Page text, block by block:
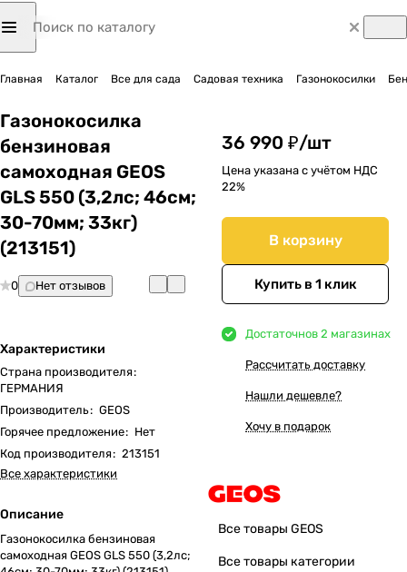
Главная Каталог Все для сада Садовая техника Газонокосилки
Газонокосилка
бензиновая
самоходная GEOS
GLS 550 (3,2лс; 46cм;
30-70мм; 33кг)
(213151)
0 Нет отзывов
Характеристики
Страна производителя:
ГЕРМАНИЯ
Производитель: GEOS
Горячее предложение: Нет
Код производителя: 213151
Все характеристики
Описание
Газонокосилка бензиновая
самоходная GEOS GLS 550 (3,2лс;
36 990 ₽/шт
Цена указана с учётом НДС
22%
В корзину
Купить в 1 клик
Достаточнов 2 магазинах
Рассчитать доставку
Нашли дешевле?
Хочу в подарок
Все товары GEOS
Все товары категории